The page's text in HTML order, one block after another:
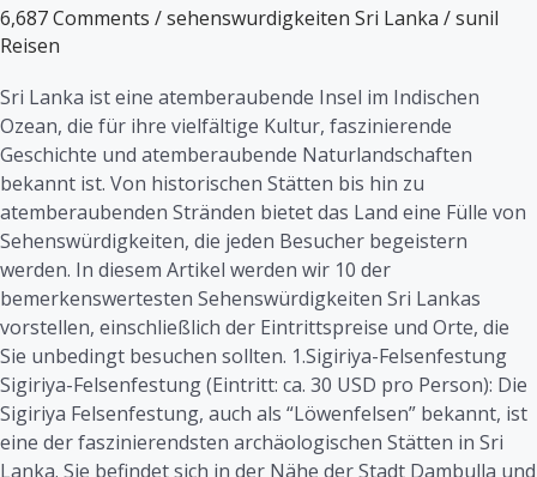
6,687 Comments /sehenswurdigkeiten Sri Lanka /sunil
Reisen
Sri Lanka ist eine atemberaubende Insel im Indischen
Ozean, die für ihre vielfältige Kultur, faszinierende
Geschichte und atemberaubende Naturlandschaften
bekannt ist. Von historischen Stätten bis hin zu
atemberaubenden Stränden bietet das Land eine Fülle von
Sehenswürdigkeiten, die jeden Besucher begeistern
werden. In diesem Artikel werden wir 10 der
bemerkenswertesten Sehenswürdigkeiten Sri Lankas
vorstellen, einschließlich der Eintrittspreise und Orte, die
Sie unbedingt besuchen sollten. 1.Sigiriya-Felsenfestung
Sigiriya-Felsenfestung (Eintritt: ca. 30 USD pro Person): Die
Sigiriya Felsenfestung, auch als “Löwenfelsen” bekannt, ist
eine der faszinierendsten archäologischen Stätten in Sri
Lanka. Sie befindet sich in der Nähe der Stadt Dambulla und
müssen